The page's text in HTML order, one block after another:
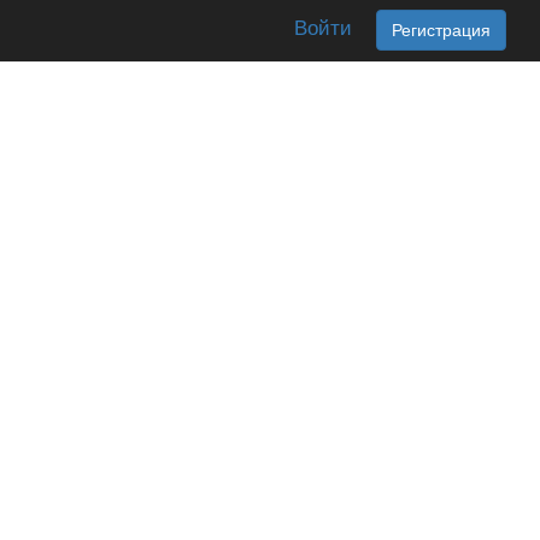
Войти Регистрация